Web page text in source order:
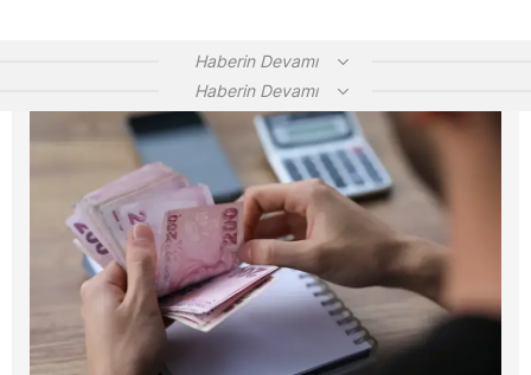
Haberin Devamı
Haberin Devamı